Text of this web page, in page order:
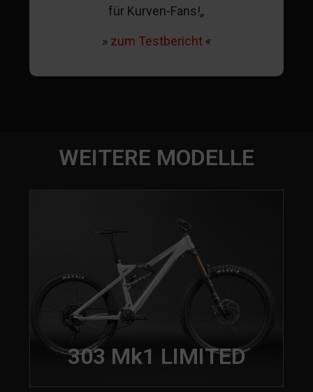
für Kurven-Fans!„
» zum Testbericht «
WEITERE MODELLE
303 Mk1 LIMITED